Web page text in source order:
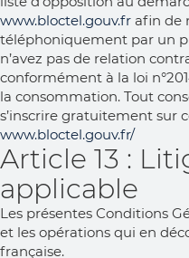
www.bloctel.gouv.fr afin de
téléphoniquement par un
n’avez pas de relation
conformément à la loi
la consommation. Tout
s’inscrire gratuitement sur
www.bloctel.gouv.fr/
Article 13 :
applicable
Les présentes Conditions
et les opérations qui en
française.